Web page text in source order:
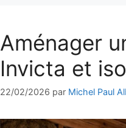
Aménager
Invicta et
22/02/2026 par Michel Paul